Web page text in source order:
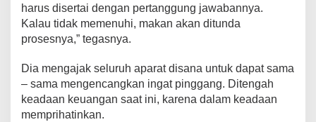
u
r
a
n
g
harus disertai dengan pertanggung jawabannya.
Kalau tidak memenuhi, makan akan ditunda
prosesnya,” tegasnya.
Dia mengajak seluruh aparat disana untuk dapat sama
– sama mengencangkan ingat pinggang. Ditengah
keadaan keuangan saat ini, karena dalam keadaan
memprihatinkan.